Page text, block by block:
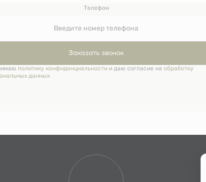
Телефон
Заказать звонок
политику конфиденциальностии даю согласие на обработку
данных